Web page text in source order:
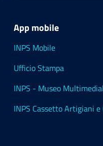
App mobile
INPS Mobile
Ufficio Stampa
INPS - Museo
INPS Cassetto Artigiani